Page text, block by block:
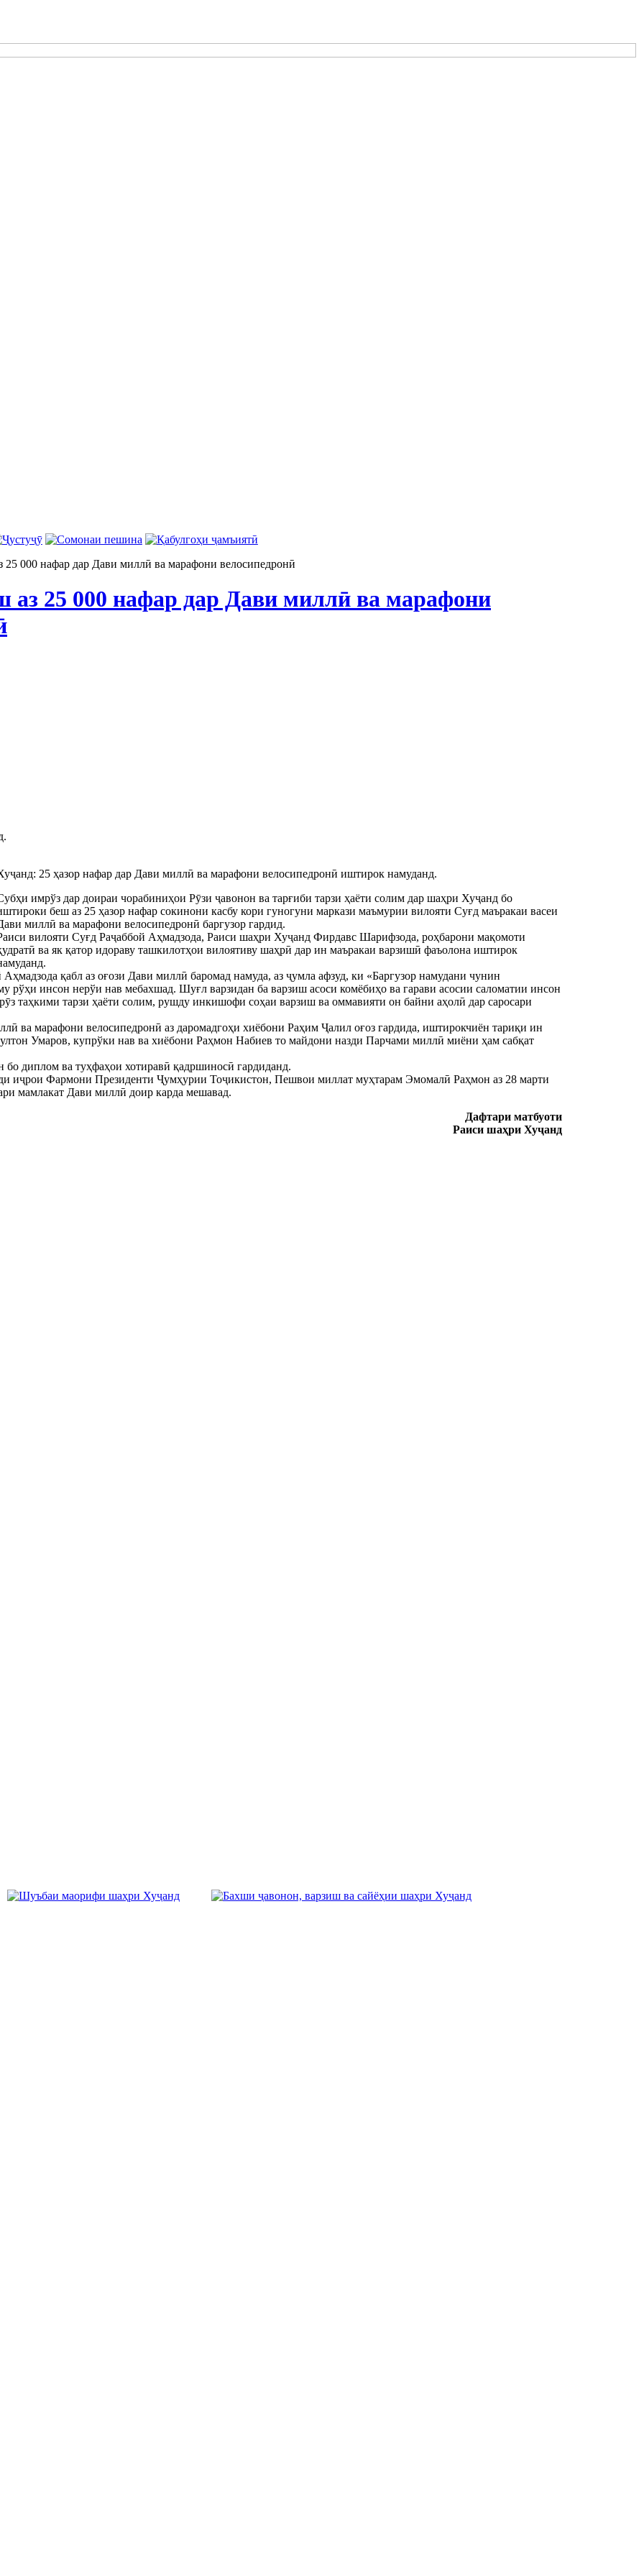
000 нафар дар Дави миллӣ ва марафони велосипедронӣ
25 000 нафар дар Дави миллӣ ва марафони
25 ҳазор нафар дар Дави миллӣ ва марафони велосипедронӣ иштирок намуданд.
имрўз дар доираи чорабиниҳои Рӯзи ҷавонон ва тарғиби тарзи ҳаёти солим дар шаҳри Хуҷанд бо
беш аз 25 ҳазор нафар сокинони касбу кори гуногуни маркази маъмурии вилояти Суғд маъракаи васеи
миллӣ ва марафони велосипедронӣ баргузор гардид.
вилояти Суғд Раҷаббой Аҳмадзода, Раиси шаҳри Хуҷанд Фирдавс Шарифзода, роҳбарони мақомоти
ва як қатор идораву ташкилотҳои вилоятиву шаҳрӣ дар ин маъракаи варзишӣ фаъолона иштирок
қабл аз оғози Дави миллӣ баромад намуда, аз ҷумла афзуд, ки «Баргузор намудани чунин
рўҳи инсон нерўи нав мебахшад. Шуғл варзидан ба варзиш асоси комёбиҳо ва гарави асосии саломатии инсон
таҳкими тарзи ҳаёти солим, рушду инкишофи соҳаи варзиш ва оммавияти он байни аҳолӣ дар саросари
ва марафони велосипедронӣ аз даромадгоҳи хиёбони Раҳим Ҷалил оғоз гардида, иштирокчиён тариқи ин
Умаров, купрўки нав ва хиёбони Раҳмон Набиев то майдони назди Парчами миллӣ миёни ҳам сабқат
бо диплом ва туҳфаҳои хотиравӣ қадршиносӣ гардиданд.
иҷрои Фармони Президенти Ҷумҳурии Тоҷикистон, Пешвои миллат муҳтарам Эмомалӣ Раҳмон аз 28 марти
мамлакат Дави миллӣ доир карда мешавад.
Дафтари матбуоти
Раиси шаҳри Хуҷанд